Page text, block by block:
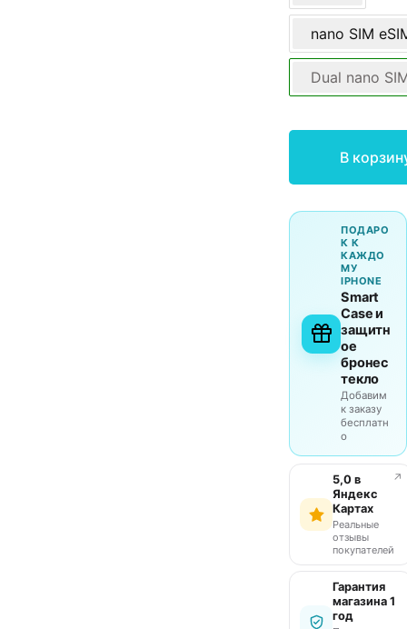
nano SIM
Dual nano
В
ПОДАРО
К К
КАЖДО
МУ
IPHONE
Smart
Case и
защитн
ое
бронес
текло
Добавим
к заказу
бесплатн
о
5,0 в
Яндекс
Картах
Реальные
отзывы
покупателей
↗
Гарантия
магазина 1
год